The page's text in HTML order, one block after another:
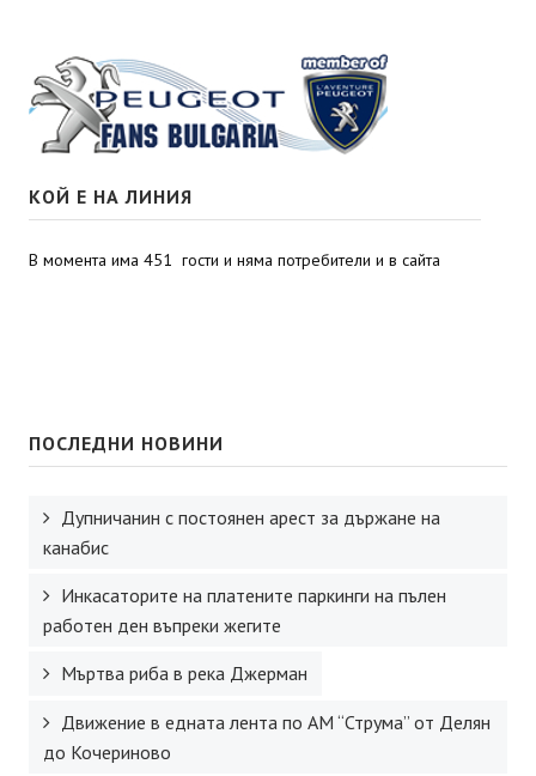
КОЙ Е НА ЛИНИЯ
В момента има 451 гости и няма потребители и в сайта
ПОСЛЕДНИ НОВИНИ
Дупничанин с постоянен арест за държане на
канабис
Инкасаторите на платените паркинги на пълен
работен ден въпреки жегите
Мъртва риба в река Джерман
Движение в едната лента по АМ “Струма” от Делян
до Кочериново